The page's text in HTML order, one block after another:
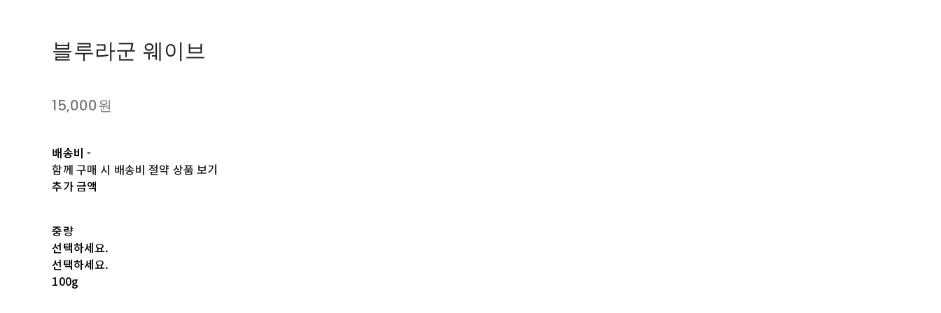
블루라군 웨이브
15,000원
배송비-
함께 구매 시 배송비 절약 상품 보기
추가 금액
중량
선택하세요.
선택하세요.
100g